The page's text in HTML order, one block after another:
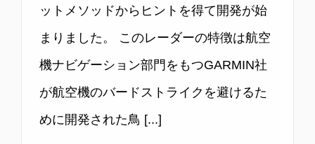
ットメソッドからヒントを得て開発が始
まりました。 このレーダーの特徴は航空
機ナビゲーション部門をもつGARMIN社
が航空機のバードストライクを避けるた
めに開発された鳥 [...]